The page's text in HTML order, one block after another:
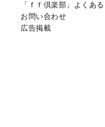
「ｆｆ倶楽部」よくあ
お問い合わせ
広告掲載